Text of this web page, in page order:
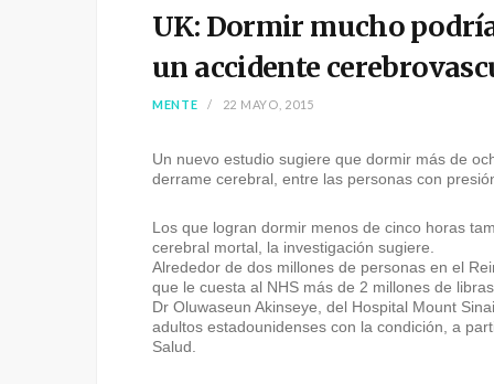
UK: Dormir mucho
un accidente
MENTE 22 MAYO, 2015
Un nuevo estudio sugiere que dormir más de
derrame cerebral, entre las personas con
Los que logran dormir menos de cinco horas
cerebral mortal, la investigación sugiere.
Alrededor de dos millones de personas en el
que le cuesta al NHS más de 2 millones de
Dr Oluwaseun Akinseye, del Hospital Mount
adultos estadounidenses con la condición, a
Salud.